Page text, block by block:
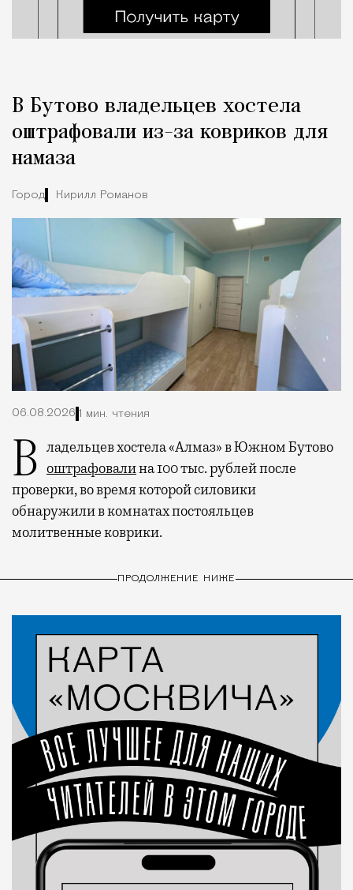
В Бутово владельцев хостела
оштрафовали из-за ковриков для
намаза
Город Кирилл Романов
06.08.2026 1 мин. чтения
Владельцев хостела «Алмаз» в Южном Бутово
оштрафовалина 100 тыс. рублей после
проверки, во время которой силовики
обнаружили в комнатах постояльцев
молитвенные коврики.
ПРОДОЛЖЕНИЕ НИЖЕ